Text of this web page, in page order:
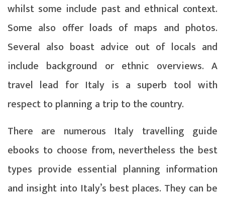
whilst some include past and ethnical context.
Some also offer loads of maps and photos.
Several also boast advice out of locals and
include background or ethnic overviews. A
travel lead for Italy is a superb tool with
respect to planning a trip to the country.
There are numerous Italy travelling guide
ebooks to choose from, nevertheless the best
types provide essential planning information
and insight into Italy’s best places. They can be